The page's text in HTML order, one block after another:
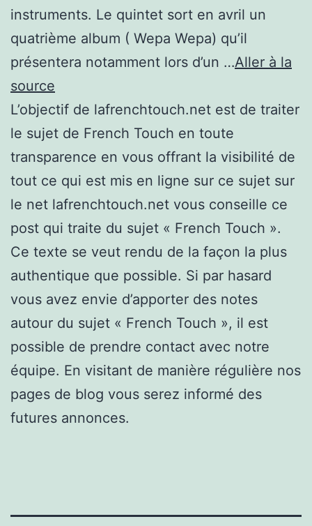
instruments. Le quintet sort en avril un
quatrième album ( Wepa Wepa) qu’il
présentera notamment lors d’un …Aller à la
source
L’objectif de lafrenchtouch.net est de traiter
le sujet de French Touch en toute
transparence en vous offrant la visibilité de
tout ce qui est mis en ligne sur ce sujet sur
le net lafrenchtouch.net vous conseille ce
post qui traite du sujet « French Touch ».
Ce texte se veut rendu de la façon la plus
authentique que possible. Si par hasard
vous avez envie d’apporter des notes
autour du sujet « French Touch », il est
possible de prendre contact avec notre
équipe. En visitant de manière régulière nos
pages de blog vous serez informé des
futures annonces.